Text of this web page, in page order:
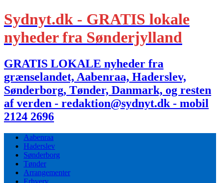
Sydnyt.dk - GRATIS lokale
nyheder fra Sønderjylland
GRATIS LOKALE nyheder fra
grænselandet, Aabenraa, Haderslev,
Sønderborg, Tønder, Danmark, og resten
af verden - redaktion@sydnyt.dk - mobil
2124 2696
Aabenraa
Haderslev
Sønderborg
Tønder
Arrangementer
Erhverv